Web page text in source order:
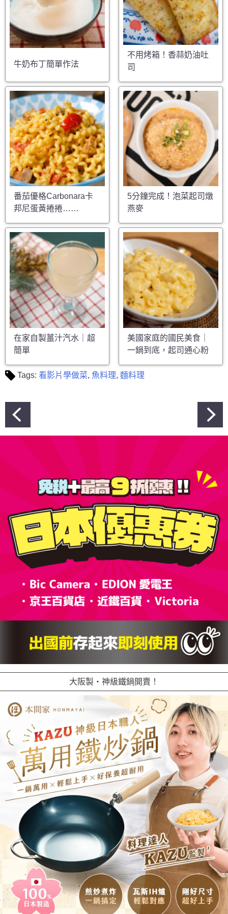
牛奶布丁簡單作法
不用烤箱！香蒜奶油吐
司
番茄優格Carbonara卡
邦尼蛋黃捲捲……
5分鐘完成！泡菜起司燉
燕麥
在家自製薑汁汽水｜超
簡單
美國家庭的國民美食｜
一鍋到底，起司通心粉
Tags: 看影片學做菜, 魚料理, 麵料理
文
章
大阪製・神級鐵鍋開賣！